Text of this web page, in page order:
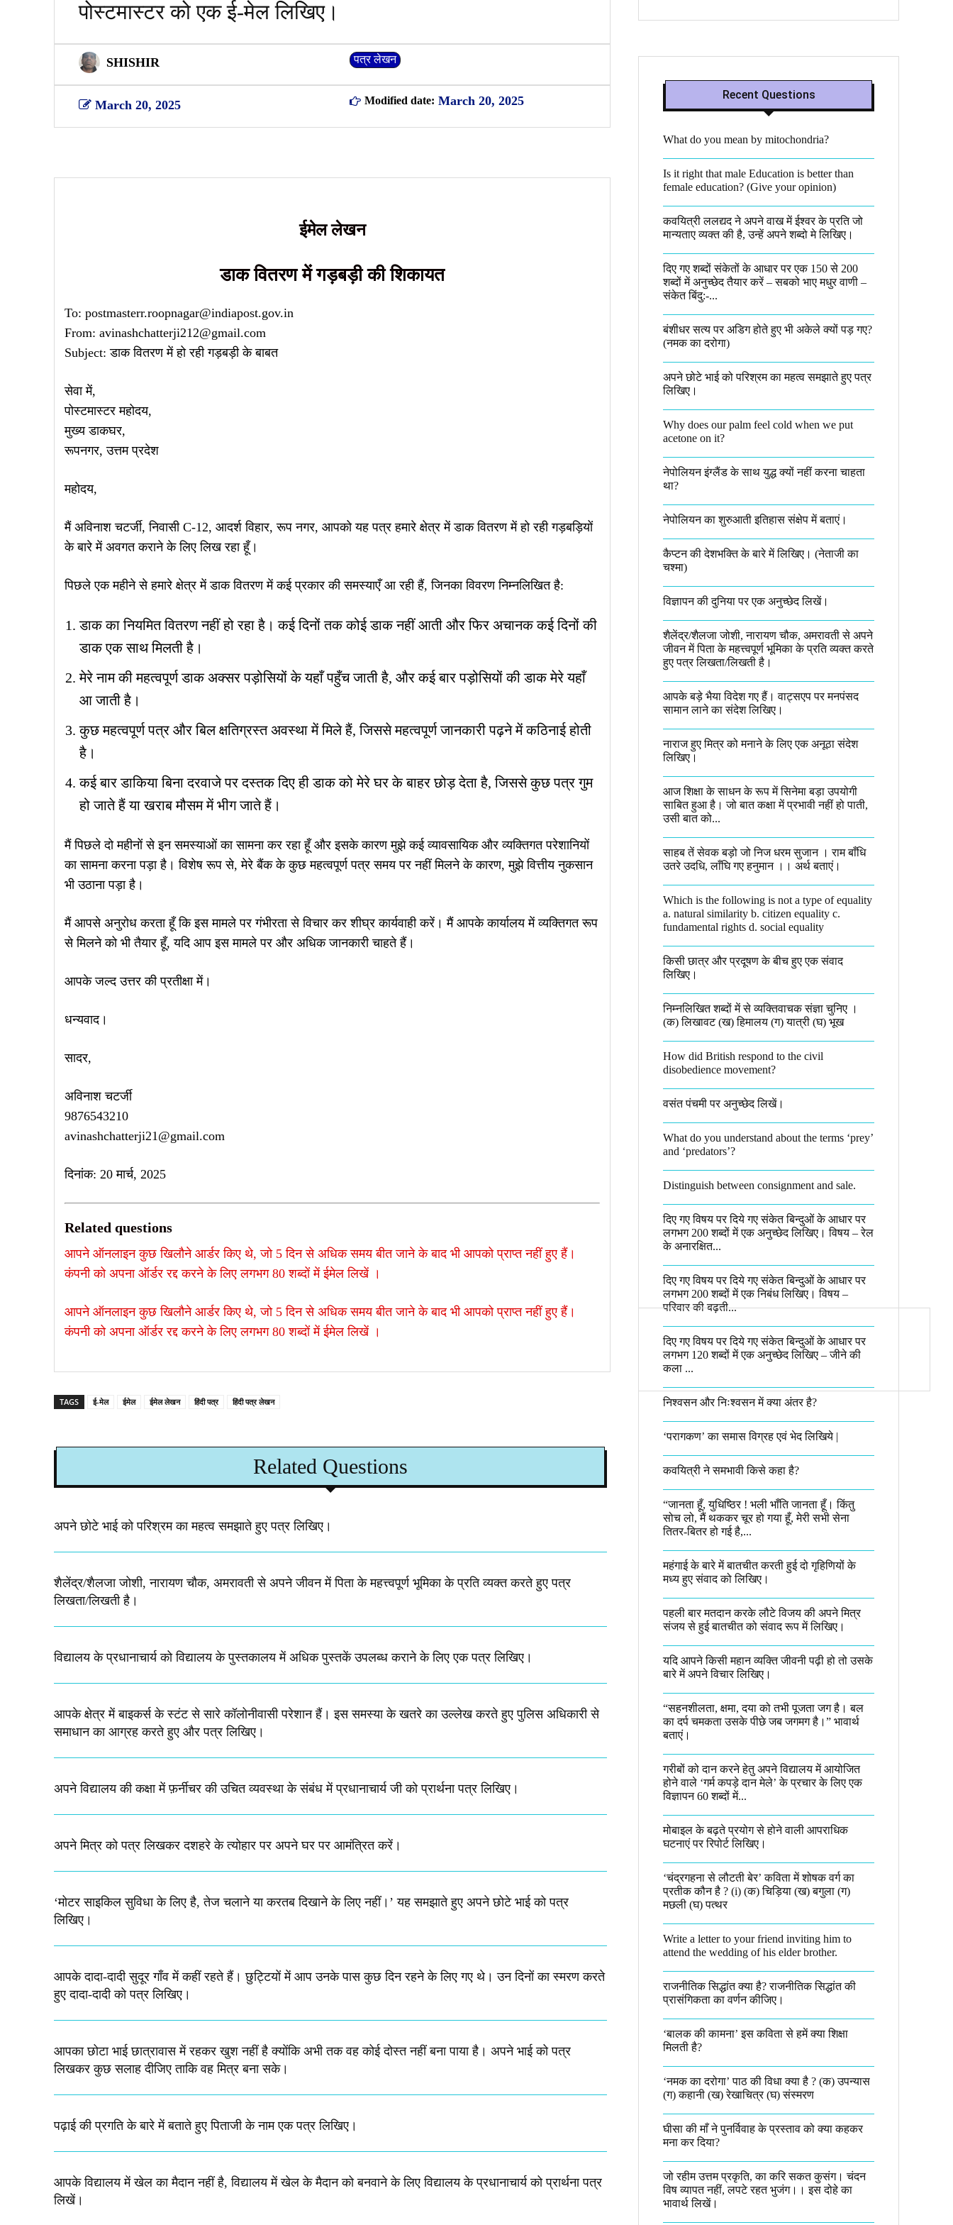
पोस्टमास्टर को एक ई-मेल लिखिए।
SHISHIR पत्र लेखन
March 20, 2025 Modified date: March 20, 2025
ईमेल लेखन
डाक वितरण में गड़बड़ी की शिकायत
To: postmasterr.roopnagar@indiapost.gov.in
From: avinashchatterji212@gmail.com
Subject: डाक वितरण में हो रही गड़बड़ी के बाबत
सेवा में,
पोस्टमास्टर महोदय,
मुख्य डाकघर,
रूपनगर, उत्तम प्रदेश
महोदय,
मैं अविनाश चटर्जी, निवासी C-12, आदर्श विहार, रूप नगर, आपको यह पत्र हमारे क्षेत्र में डाक वितरण में हो रही गड़बड़ियों
के बारे में अवगत कराने के लिए लिख रहा हूँ।
पिछले एक महीने से हमारे क्षेत्र में डाक वितरण में कई प्रकार की समस्याएँ आ रही हैं, जिनका विवरण निम्नलिखित है:
डाक का नियमित वितरण नहीं हो रहा है। कई दिनों तक कोई डाक नहीं आती और फिर अचानक कई दिनों की
डाक एक साथ मिलती है।
मेरे नाम की महत्वपूर्ण डाक अक्सर पड़ोसियों के यहाँ पहुँच जाती है, और कई बार पड़ोसियों की डाक मेरे यहाँ
आ जाती है।
कुछ महत्वपूर्ण पत्र और बिल क्षतिग्रस्त अवस्था में मिले हैं, जिससे महत्वपूर्ण जानकारी पढ़ने में कठिनाई होती
है।
कई बार डाकिया बिना दरवाजे पर दस्तक दिए ही डाक को मेरे घर के बाहर छोड़ देता है, जिससे कुछ पत्र गुम
हो जाते हैं या खराब मौसम में भीग जाते हैं।
मैं पिछले दो महीनों से इन समस्याओं का सामना कर रहा हूँ और इसके कारण मुझे कई व्यावसायिक और व्यक्तिगत परेशानियों
का सामना करना पड़ा है। विशेष रूप से, मेरे बैंक के कुछ महत्वपूर्ण पत्र समय पर नहीं मिलने के कारण, मुझे वित्तीय नुकसान
भी उठाना पड़ा है।
मैं आपसे अनुरोध करता हूँ कि इस मामले पर गंभीरता से विचार कर शीघ्र कार्यवाही करें। मैं आपके कार्यालय में व्यक्तिगत रूप
से मिलने को भी तैयार हूँ, यदि आप इस मामले पर और अधिक जानकारी चाहते हैं।
आपके जल्द उत्तर की प्रतीक्षा में।
धन्यवाद।
सादर,
अविनाश चटर्जी
9876543210
avinashchatterji21@gmail.com
दिनांक: 20 मार्च, 2025
Related questions
आपने ऑनलाइन कुछ खिलौने आर्डर किए थे, जो 5 दिन से अधिक समय बीत जाने के बाद भी आपको प्राप्त नहीं हुए हैं।
कंपनी को अपना ऑर्डर रद्द करने के लिए लगभग 80 शब्दों में ईमेल लिखें ।
आपने ऑनलाइन कुछ खिलौने आर्डर किए थे, जो 5 दिन से अधिक समय बीत जाने के बाद भी आपको प्राप्त नहीं हुए हैं।
कंपनी को अपना ऑर्डर रद्द करने के लिए लगभग 80 शब्दों में ईमेल लिखें ।
TAGS ई-मेल ईमेल ईमेल लेखन हिंदी पत्र हिंदी पत्र लेखन
Related Questions
अपने छोटे भाई को परिश्रम का महत्व समझाते हुए पत्र लिखिए।
शैलेंद्र/शैलजा जोशी, नारायण चौक, अमरावती से अपने जीवन में पिता के महत्त्वपूर्ण भूमिका के प्रति व्यक्त करते हुए पत्र
लिखता/लिखती है।​
विद्यालय के प्रधानाचार्य को विद्यालय के पुस्तकालय में अधिक पुस्तकें उपलब्ध कराने के लिए एक पत्र लिखिए।
आपके क्षेत्र में बाइकर्स के स्टंट से सारे कॉलोनीवासी परेशान हैं। इस समस्या के खतरे का उल्लेख करते हुए पुलिस अधिकारी से
समाधान का आग्रह करते हुए और पत्र लिखिए।
अपने विद्यालय की कक्षा में फ़र्नीचर की उचित व्यवस्था के संबंध में प्रधानाचार्य जी को प्रार्थना पत्र लिखिए।
अपने मित्र को पत्र लिखकर दशहरे के त्योहार पर अपने घर पर आमंत्रित करें।
‘मोटर साइकिल सुविधा के लिए है, तेज चलाने या करतब दिखाने के लिए नहीं।’ यह समझाते हुए अपने छोटे भाई को पत्र
लिखिए।
आपके दादा-दादी सुदूर गाँव में कहीं रहते हैं। छुट्टियों में आप उनके पास कुछ दिन रहने के लिए गए थे। उन दिनों का स्मरण करते
हुए दादा-दादी को पत्र लिखिए।
आपका छोटा भाई छात्रावास में रहकर खुश नहीं है क्योंकि अभी तक वह कोई दोस्त नहीं बना पाया है। अपने भाई को पत्र
लिखकर कुछ सलाह दीजिए ताकि वह मित्र बना सके।
पढ़ाई की प्रगति के बारे में बताते हुए पिताजी के नाम एक पत्र लिखिए।
आपके विद्यालय में खेल का मैदान नहीं है, विद्यालय में खेल के मैदान को बनवाने के लिए विद्यालय के प्रधानाचार्य को प्रार्थना पत्र
लिखें।
Recent Questions
What do you mean by mitochondria?​
Is it right that male Education is better than
female education? (Give your opinion)
कवयित्री ललद्यद ने अपने वाख में ईश्वर के प्रति जो
मान्यताए व्यक्त की है, उन्हें अपने शब्दो मे लिखिए।
दिए गए शब्दों संकेतों के आधार पर एक 150 से 200
शब्दों में अनुच्छेद तैयार करें – सबको भाए मधुर वाणी –
संकेत बिंदु:-...
बंशीधर सत्य पर अडिग होते हुए भी अकेले क्यों पड़ गए?
(नमक का दरोगा)
अपने छोटे भाई को परिश्रम का महत्व समझाते हुए पत्र
लिखिए।
Why does our palm feel cold when we put
acetone on it?
नेपोलियन इंग्लैंड के साथ युद्ध क्यों नहीं करना चाहता
था​?
नेपोलियन का शुरुआती इतिहास संक्षेप में बताएं।
कैप्टन की देशभक्ति के बारे में लिखिए।​ (नेताजी का
चश्मा)
विज्ञापन की दुनिया पर एक अनुच्छेद लिखें।
शैलेंद्र/शैलजा जोशी, नारायण चौक, अमरावती से अपने
जीवन में पिता के महत्त्वपूर्ण भूमिका के प्रति व्यक्त करते
हुए पत्र लिखता/लिखती है।​
आपके बड़े भैया विदेश गए हैं। वाट्सएप पर मनपंसद
सामान लाने का संदेश लिखिए।
नाराज हुए मित्र को मनाने के लिए एक अनूठा संदेश
लिखिए।
आज शिक्षा के साधन के रूप में सिनेमा बड़ा उपयोगी
साबित हुआ है। जो बात कक्षा में प्रभावी नहीं हो पाती,
उसी बात को...
साहब तें सेवक बड़ो जो निज धरम सुजान । राम बाँधि
उतरे उदधि, लाँघि गए हनुमान ।।​ अर्थ बताएं।
Which is the following is not a type of equality
a. natural similarity b. citizen equality c.
fundamental rights d. social equality​
किसी छात्र और प्रदूषण के बीच हुए एक संवाद
लिखिए।​
निम्नलिखित शब्दों में से व्यक्तिवाचक संज्ञा चुनिए ।
(क) लिखावट (ख) हिमालय (ग) यात्री (घ) भूख​
How did British respond to the civil
disobedience movement?
वसंत पंचमी पर अनुच्छेद लिखें।
What do you understand about the terms ‘prey’
and ‘predators’?​
Distinguish between consignment and sale.
दिए गए विषय पर दिये गए संकेत बिन्दुओं के आधार पर
लगभग 200 शब्दों में एक अनुच्छेद लिखिए। विषय – रेल
के अनारक्षित...
दिए गए विषय पर दिये गए संकेत बिन्दुओं के आधार पर
लगभग 200 शब्दों में एक निबंध लिखिए। विषय –
परिवार की बढ़ती...
दिए गए विषय पर दिये गए संकेत बिन्दुओं के आधार पर
लगभग 120 शब्दों में एक अनुच्छेद लिखिए – जीने की
कला ...
निश्वसन और निःश्वसन में क्या अंतर है?
‘परागकण’ का समास विग्रह एवं भेद लिखिये |
कवयित्री ने समभावी किसे कहा है?
“जानता हूँ, युधिष्ठिर ! भली भाँति जानता हूँ। किंतु
सोच लो, मैं थककर चूर हो गया हूँ, मेरी सभी सेना
तितर-बितर हो गई है,...
महंगाई के बारे में बातचीत करती हुई दो गृहिणियों के
मध्य हुए संवाद को लिखिए।
पहली बार मतदान करके लौटे विजय की अपने मित्र
संजय से हुई बातचीत को संवाद रूप में लिखिए।
यदि आपने किसी महान व्यक्ति जीवनी पढ़ी हो तो उसके
बारे में अपने विचार लिखिए।
“सहनशीलता, क्षमा, दया को तभी पूजता जग है। बल
का दर्प चमकता उसके पीछे जब जगमग है।”​ भावार्थ
बताएं।
गरीबों को दान करने हेतु अपने विद्यालय में आयोजित
होने वाले ‘गर्म कपड़े दान मेले’ के प्रचार के लिए एक
विज्ञापन 60 शब्दों में...
मोबाइल के बढ़ते प्रयोग से होने वाली आपराधिक
घटनाएं पर रिपोर्ट लिखिए।
‘चंद्रगहना से लौटती बेर’ कविता में शोषक वर्ग का
प्रतीक कौन है ? (i) (क) चिड़िया (ख) बगुला (ग)
मछली (घ) पत्थर
Write a letter to your friend inviting him to
attend the wedding of his elder brother.
राजनीतिक सिद्धांत क्या है? राजनीतिक सिद्धांत की
प्रासंगिकता का वर्णन कीजिए।
‘बालक की कामना’ इस कविता से हमें क्या शिक्षा
मिलती है?
‘नमक का दरोगा’ पाठ की विधा क्या है ? (क) उपन्यास
(ग) कहानी (ख) रेखाचित्र (घ) संस्मरण​
घीसा की माँ ने पुनर्विवाह के प्रस्ताव को क्या कहकर
मना कर दिया?
जो रहीम उत्तम प्रकृति, का करि सकत कुसंग। चंदन
विष व्यापत नहीं, लपटे रहत भुजंग।। इस दोहे का
भावार्थ लिखें।